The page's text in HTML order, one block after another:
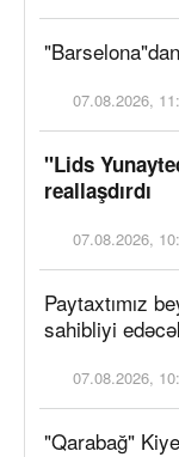
07.08.2026,
"Lids
reallaşdırdı
07.08.2026,
Paytaxtımız
sahibliyi
07.08.2026,
"Qarabağ"